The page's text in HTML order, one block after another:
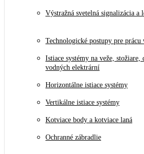
Výstražná svetelná signalizácia a
Technologické postupy pre prácu
Istiace systémy na veže,
vodných elektrární
Horizontálne istiace systémy
Vertikálne istiace systémy
Kotviace body a kotviace laná
Ochranné zábradlie